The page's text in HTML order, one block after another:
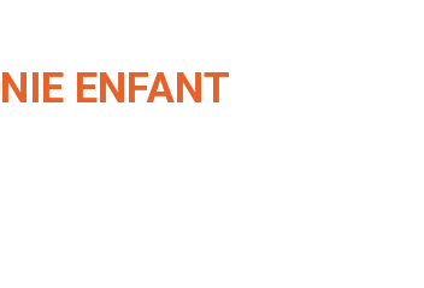
ENFANT